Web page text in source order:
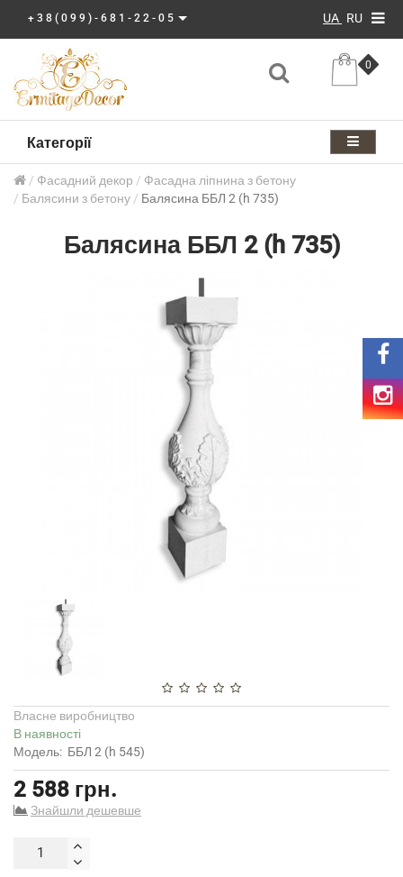
+38(099)-681-22-05 UA RU
0
Категорії
Фасадний декор
Фасадна ліпнина з бетону
Балясини з бетону
Балясина ББЛ 2 (h 735)
Балясина ББЛ 2 (h 735)
Власне виробництво
В наявності
Модель: ББЛ 2 (h 545)
2 588 грн.
Знайшли дешевше